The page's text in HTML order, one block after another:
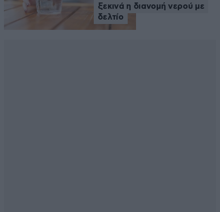
ξεκινά η διανομή νερού με
δελτίο